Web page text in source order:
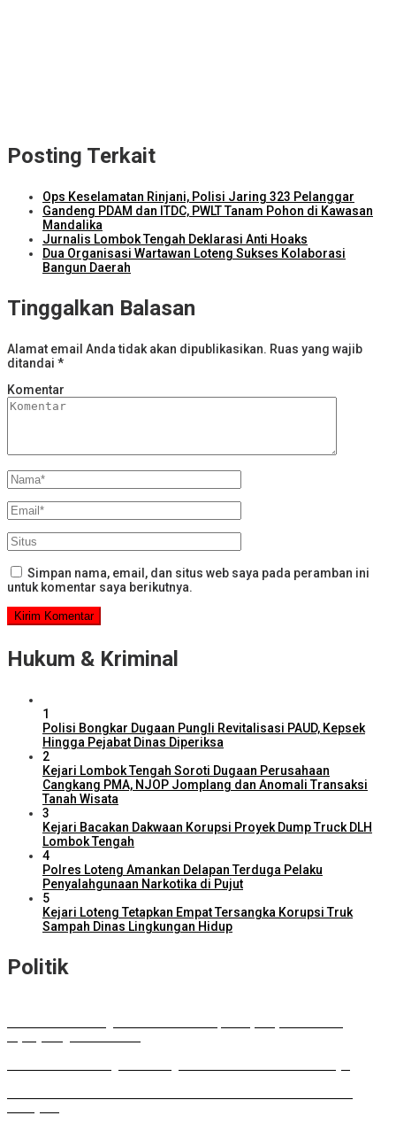
Posting Terkait
Ops Keselamatan Rinjani, Polisi Jaring 323 Pelanggar
Gandeng PDAM dan ITDC, PWLT Tanam Pohon di Kawasan
Mandalika
Jurnalis Lombok Tengah Deklarasi Anti Hoaks
Dua Organisasi Wartawan Loteng Sukses Kolaborasi
Bangun Daerah
Tinggalkan Balasan
Alamat email Anda tidak akan dipublikasikan. Ruas yang wajib
ditandai *
Komentar
Simpan nama, email, dan situs web saya pada peramban ini
untuk komentar saya berikutnya.
Hukum & Kriminal
1
Polisi Bongkar Dugaan Pungli Revitalisasi PAUD, Kepsek
Hingga Pejabat Dinas Diperiksa
2
Kejari Lombok Tengah Soroti Dugaan Perusahaan
Cangkang PMA, NJOP Jomplang dan Anomali Transaksi
Tanah Wisata
3
Kejari Bacakan Dakwaan Korupsi Proyek Dump Truck DLH
Lombok Tengah
4
Polres Loteng Amankan Delapan Terduga Pelaku
Penyalahgunaan Narkotika di Pujut
5
Kejari Loteng Tetapkan Empat Tersangka Korupsi Truk
Sampah Dinas Lingkungan Hidup
Politik